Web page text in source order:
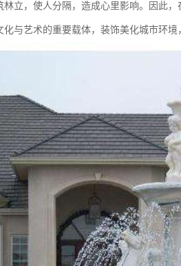
立，使人分隔，造成心里影响。因此
与艺术的重要载体，装饰美化城市环境